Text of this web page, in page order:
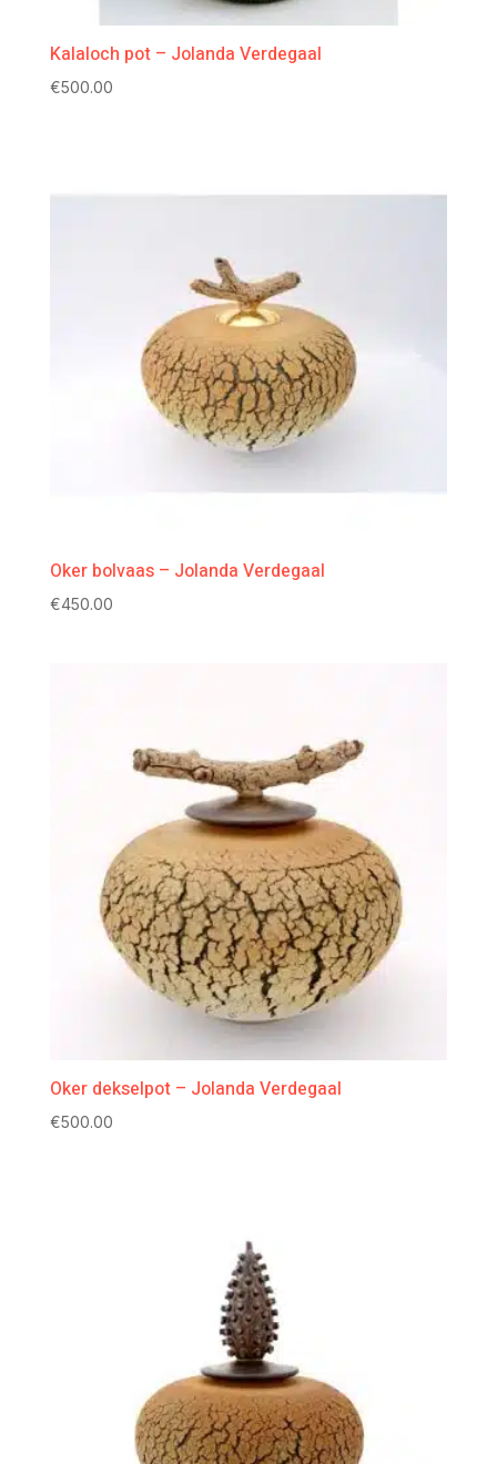
Kalaloch pot – Jolanda Verdegaal
€500.00
Oker bolvaas – Jolanda Verdegaal
€450.00
Oker dekselpot – Jolanda Verdegaal
€500.00